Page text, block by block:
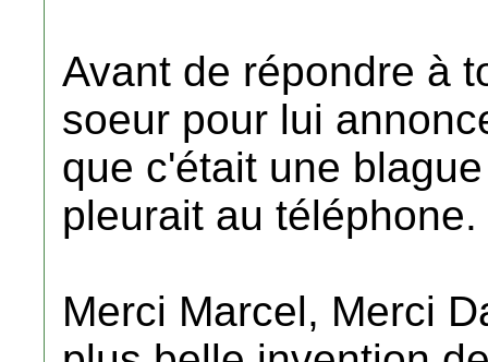
Avant de répondre à
soeur pour lui
que c'était une
pleurait au téléphone.
Merci Marcel, Merci